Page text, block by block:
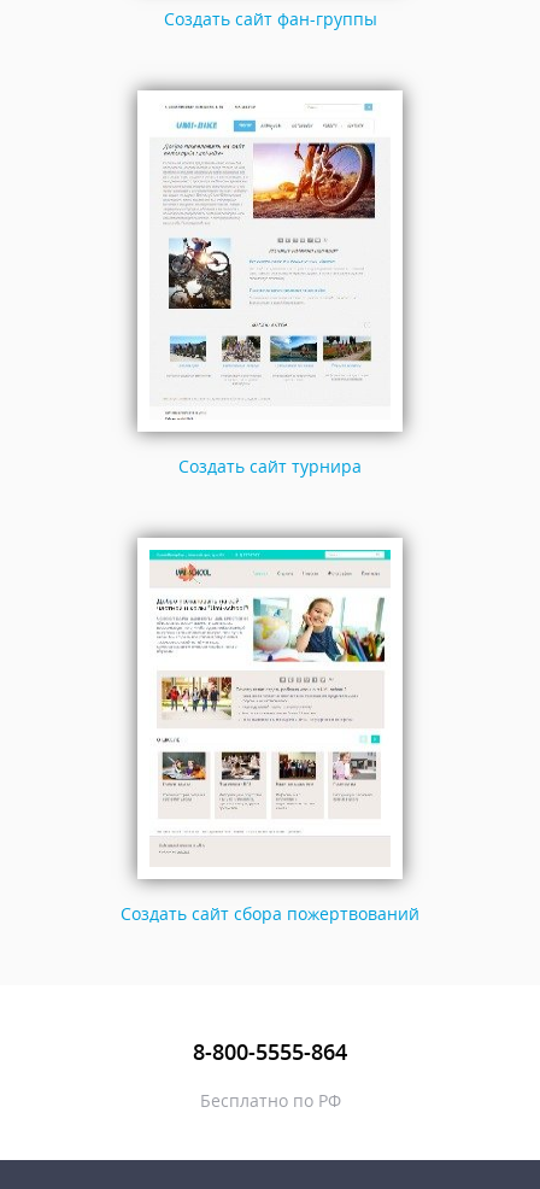
Создать сайт фан-группы
Создать сайт турнира
Создать сайт сбора пожертвований
8-800-5555-864
Бесплатно по РФ